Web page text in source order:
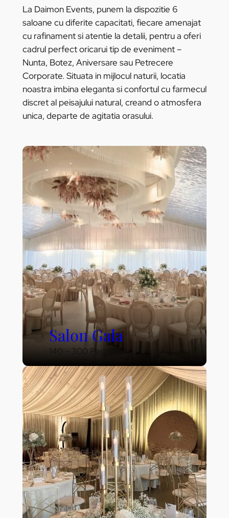
La Daimon Events, punem la dispozitie 6
saloane cu diferite capacitati, fiecare amenajat
cu rafinament si atentie la detalii, pentru a oferi
cadrul perfect oricarui tip de eveniment –
Nunta, Botez, Aniversare sau Petrecere
Corporate. Situata in mijlocul naturii, locatia
noastra imbina eleganta si confortul cu farmecul
discret al peisajului natural, creand o atmosfera
unica, departe de agitatia orasului.
Salon Gala
140 – 300 Persoane